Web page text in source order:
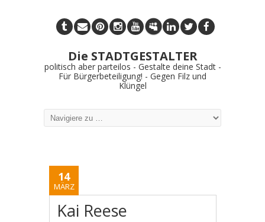
Die STADTGESTALTER
politisch aber parteilos - Gestalte deine Stadt -
Für Bürgerbeteiligung! - Gegen Filz und
Klüngel
14
MÄRZ
Kai Reese